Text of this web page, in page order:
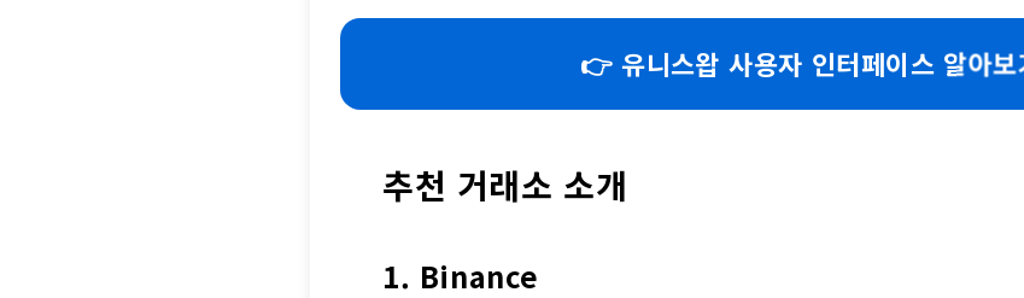
👉 유니스왑 사용자 인터페이스 알아보기
추천 거래소 소개
1. Binance